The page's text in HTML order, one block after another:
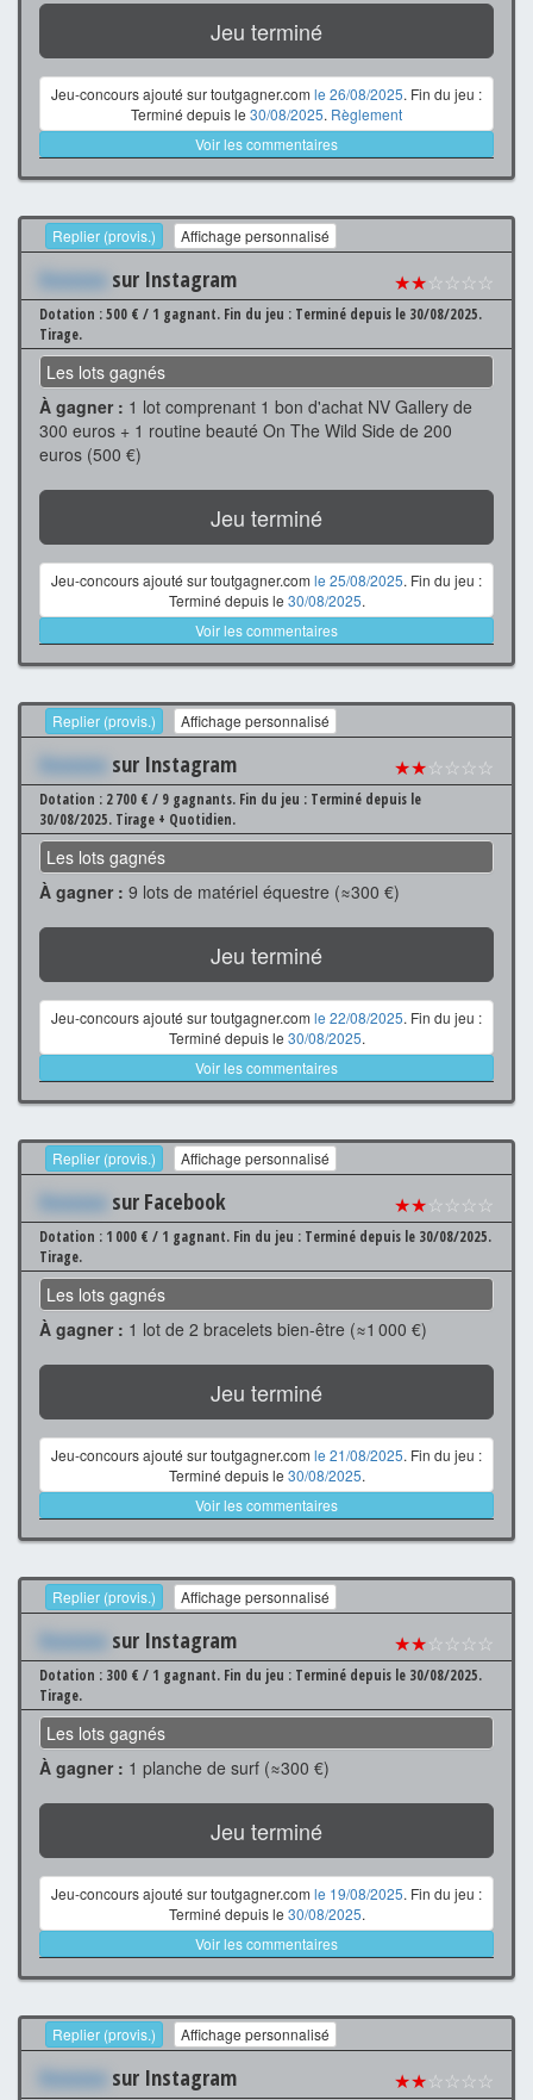
Jeu terminé
Jeu-concours ajouté sur toutgagner.com le 26/08/2025. Fin du jeu :
Terminé depuis le 30/08/2025. Règlement
Voir les commentaires
Replier (provis.) Affichage personnalisé
Xxxxxxx sur Instagram ★★☆☆☆☆
Dotation : 500 € / 1 gagnant. Fin du jeu : Terminé depuis le 30/08/2025.
Tirage.
Les lots gagnés
À gagner : 1 lot comprenant 1 bon d'achat NV Gallery de
300 euros + 1 routine beauté On The Wild Side de 200
euros (500 €)
Jeu terminé
Jeu-concours ajouté sur toutgagner.com le 25/08/2025. Fin du jeu :
Terminé depuis le 30/08/2025.
Voir les commentaires
Replier (provis.) Affichage personnalisé
Xxxxxxx sur Instagram ★★☆☆☆☆
Dotation : 2 700 € / 9 gagnants. Fin du jeu : Terminé depuis le
30/08/2025. Tirage + Quotidien.
Les lots gagnés
À gagner : 9 lots de matériel équestre (≈300 €)
Jeu terminé
Jeu-concours ajouté sur toutgagner.com le 22/08/2025. Fin du jeu :
Terminé depuis le 30/08/2025.
Voir les commentaires
Replier (provis.) Affichage personnalisé
Xxxxxxx sur Facebook ★★☆☆☆☆
Dotation : 1 000 € / 1 gagnant. Fin du jeu : Terminé depuis le 30/08/2025.
Tirage.
Les lots gagnés
À gagner : 1 lot de 2 bracelets bien-être (≈1 000 €)
Jeu terminé
Jeu-concours ajouté sur toutgagner.com le 21/08/2025. Fin du jeu :
Terminé depuis le 30/08/2025.
Voir les commentaires
Replier (provis.) Affichage personnalisé
Xxxxxxx sur Instagram ★★☆☆☆☆
Dotation : 300 € / 1 gagnant. Fin du jeu : Terminé depuis le 30/08/2025.
Tirage.
Les lots gagnés
À gagner : 1 planche de surf (≈300 €)
Jeu terminé
Jeu-concours ajouté sur toutgagner.com le 19/08/2025. Fin du jeu :
Terminé depuis le 30/08/2025.
Voir les commentaires
Replier (provis.) Affichage personnalisé
Xxxxxxx sur Instagram ★★☆☆☆☆